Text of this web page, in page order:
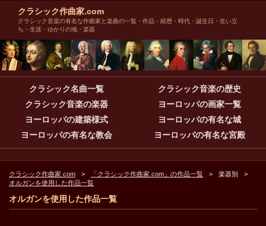
クラシック作曲家.com
クラシック音楽の有名な作曲家と楽曲の一覧・作品・経歴・時代・誕生日・生い立
ち・生涯・ゆかりの地・楽器
クラシック名曲一覧
クラシック音楽の歴史
クラシック音楽の楽器
ヨーロッパの画家一覧
ヨーロッパの建築様式
ヨーロッパの有名な城
ヨーロッパの有名な教会
ヨーロッパの有名な宮殿
クラシック作曲家.com 「クラシック作曲家.com」の作品一覧
楽器別
オルガンを使用した作品一覧
オルガンを使用した作品一覧